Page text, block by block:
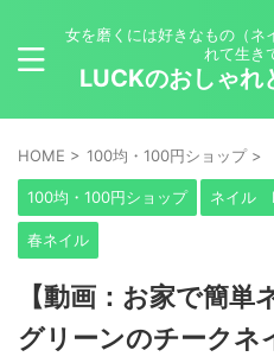
女を磨くには好きなもの（ネ
れて生き
LUCKのおしゃれ
HOME > 100均・100円ショップ >
100均・100円ショップ ネイル
春ネイル
【動画：お家で簡
グリーンのチークネ